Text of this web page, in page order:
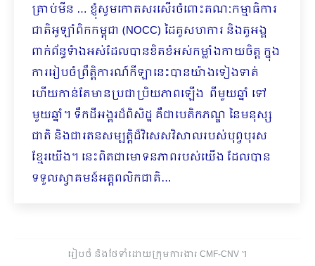
គ្រាប់មីន … ខ្ញុំសូមកោតសរសើរ​ចំពោះ​គណៈកម្មាធិការ
ជាតិអូឡាំពិកកម្ពុជា (NOCC) ដៃគូសហការ និងតួអង្គ
ពាក់ព័ន្ធ​​ទំាងអស់ដែលបាន​ខិតខំ​អស់កម្លាំងកាយចិត្ត ​ក្នុង
ការរៀបចំព្រឹត្តិការណ៍កីឡានេះបានយ៉ាងទៀងទាត់
ហើយកាន់តែមាន​ប្រជាប្រិយភាពឡើង ពីមួយឆ្នាំ ទៅ
មួយឆ្នាំ។ ទឹកដីអង្គរដ៏ពិសិដ្ឋ គឺ​ជាបេតិកភណ្ឌ នៃមនុស្ស
ជាតិ និងជារតនសម្បត្តិដ៏វិសេសវិសាលរបស់បុព្វបុរស
ខ្មែរយើង។ នេះពិតជាមោទនភាពរបស់យើង ដែលបាន
ទទួលស្វាគមន៍អត្តពលិកជាតិ…
រៀបចំ និងថែទាំដោយក្រុមការងារ CMF-CNV ​។